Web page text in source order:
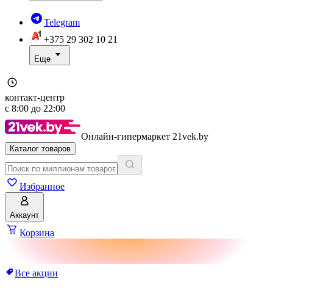
Telegram
+375 29 302 10 21
Еще
контакт-центр
с 8:00 до 22:00
Онлайн-гипермаркет 21vek.by
Каталог товаров
Избранное
Аккаунт
Корзина
Все акции